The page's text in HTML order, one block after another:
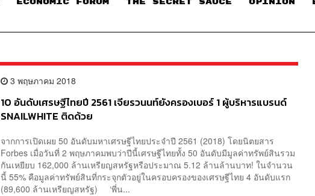
ECONOMIC FORUM THE SECRET SAUCE​ OPINION
3 พฤษภาคม 2018
10 อันดับเศรษฐีไทยปี 2561 เจียรวนนท์ยังครองเบอร์ 1 ผู้บริหารแบรนด์
SNAILWHITE ติดด้วย
จากการเปิดเผย 50 อันดับมหาเศรษฐีไทยประจำปี 2561 (2018) โดยนิตยสาร
Forbes เมื่อวันที่ 2 พฤษภาคมพบว่าปีนี้เศรษฐีไทยทั้ง 50 อันดับมีมูลค่าทรัพย์สินรวม
กันเหยียบ 162,000 ล้านเหรียญสหรัฐหรือประมาณ 5.12 ล้านล้านบาท! ในจำนวน
นี้ 55% คือมูลค่าทรัพย์สินที่กระจุกตัวอยู่ในครอบครองของเศรษฐีไทย 4 อันดับแรก
(89,600 ล้านเหรียญสหรัฐ) ‘พี่น...